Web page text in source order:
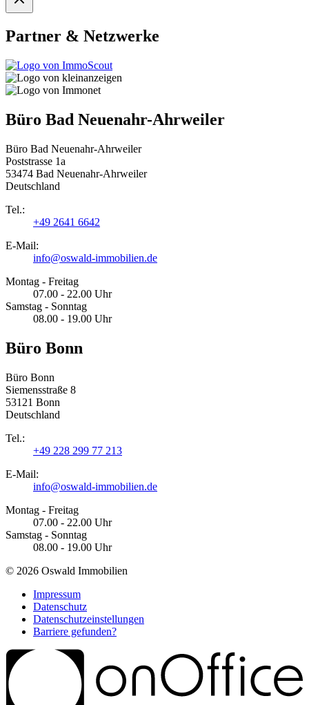
Partner & Netzwerke
Büro Bad Neuenahr-Ahrweiler
Büro Bad Neuenahr-Ahrweiler
Poststrasse 1a
53474 Bad Neuenahr-Ahrweiler
Deutschland
Tel.:
+49 2641 6642
E-Mail:
info@oswald-immobilien.de
Montag - Freitag
07.00 - 22.00 Uhr
Samstag - Sonntag
08.00 - 19.00 Uhr
Büro Bonn
Büro Bonn
Siemensstraße 8
53121 Bonn
Deutschland
Tel.:
+49 228 299 77 213
E-Mail:
info@oswald-immobilien.de
Montag - Freitag
07.00 - 22.00 Uhr
Samstag - Sonntag
08.00 - 19.00 Uhr
© 2026 Oswald Immobilien
Impressum
Datenschutz
Datenschutzeinstellungen
Barriere gefunden?